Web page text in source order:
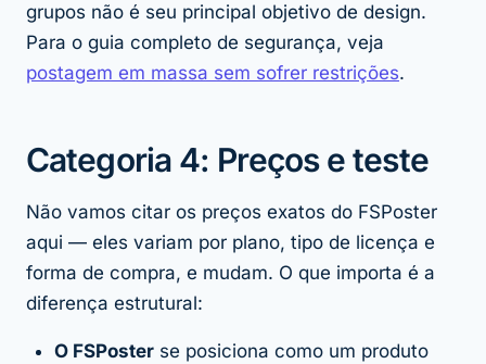
grupos não é seu principal objetivo de design.
Para o guia completo de segurança, veja
postagem em massa sem sofrer restrições.
Categoria 4: Preços e teste
Não vamos citar os preços exatos do FSPoster
aqui — eles variam por plano, tipo de licença e
forma de compra, e mudam. O que importa é a
diferença estrutural:
O FSPoster se posiciona como um produto